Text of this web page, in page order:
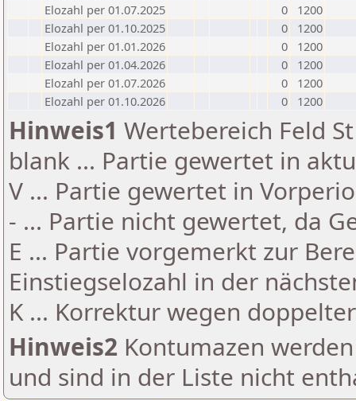
Elozahl per 01.07.2025
0
1200
Elozahl per 01.10.2025
0
1200
Elozahl per 01.01.2026
0
1200
Elozahl per 01.04.2026
0
1200
Elozahl per 01.07.2026
0
1200
Elozahl per 01.10.2026
0 1200
Hinweis1 Wertebereich Feld
blank ... Partie gewertet in
V ... Partie gewertet in
- ... Partie nicht gewertet, da
E ... Partie vorgemerkt zur
Einstiegselozahl in der
K ... Korrektur wegen
Hinweis2 Kontumazen
und sind in der Liste nicht